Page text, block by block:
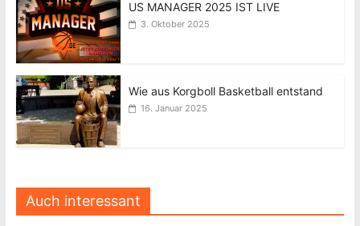
US MANAGER 2025 IST LIVE
3. Oktober 2025
Wie aus Korgboll Basketball entstand
16. Januar 2025
Auch interessant